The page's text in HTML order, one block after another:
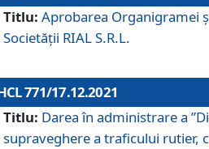
Titlu: Aprobarea Organigramei
Societăţii RIAL S.R.L.
771/17.12.2021
Titlu: Darea în administrare a
supraveghere a traficului rutier,